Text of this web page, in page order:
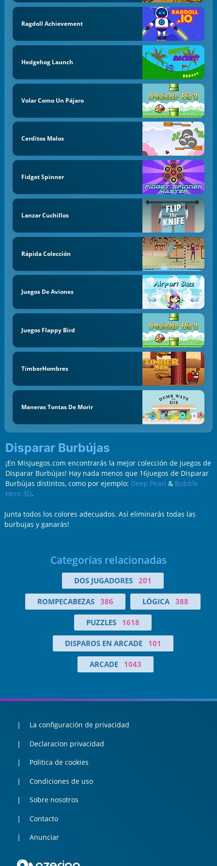
Ragdoll Achievement
Hedgehog Launch
Volar Como Un Pájaro
Cerditos Malos
Fidget Spinner
Lanzar Cuchillos
Rápida Colección
Juegos De Aviones
Juegos Flappy Bird
TimberHombres
Maneras Tontas De Morir
Disparar Burbújas
¡En Misjuegos.com encontrarás la mejor colección de juegos de
Disparar Burbújas! Hay nada menos que 16juegos de Disparar
Burbújas distintos, como por ejemplo: Deep Pearl & Bubble
Hero 3D.
Junta todos los colores adecuados. Así eliminarás todas las
burbujas y ganarás!
Categorías relacionadas
DOS JUGADORES 201
ROMPECABEZAS 386 LÓGICA 388
PUZZLES 1618
DISPAROS EN ARCADE 101
ARCADE 1043
La configuración de privacidad
Declaracion privacidad
Politica de cookies
Condiciones de uso
Sobre nosotros
Contacto
Anunciar